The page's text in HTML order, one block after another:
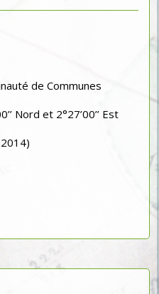
de Communes
Nord et 2°27’00’’ Est